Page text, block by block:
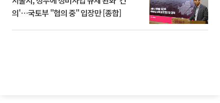
의'⋯국토부 "협의 중" 입장만 [종합]